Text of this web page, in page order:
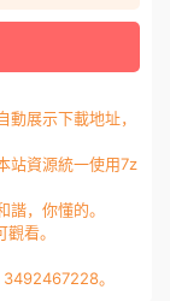
展示下載地址，
站資源統一使用7z
，你懂的。
看。
。